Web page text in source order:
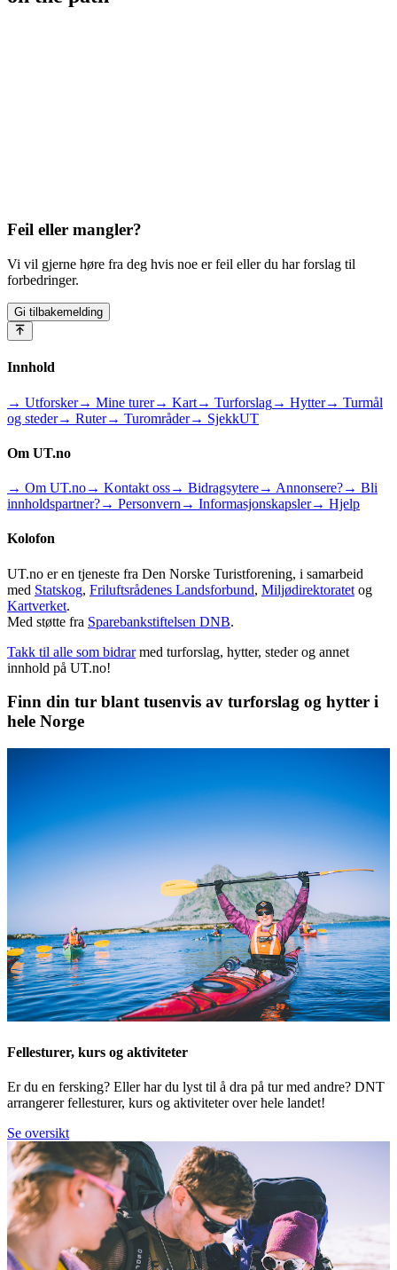
Feil eller mangler?
Vi vil gjerne høre fra deg hvis noe er feil eller du har forslag til
forbedringer.
Gi tilbakemelding
Innhold
→ Utforsker→ Mine turer→ Kart→ Turforslag→ Hytter→ Turmål
og steder→ Ruter→ Turområder→ SjekkUT
Om UT.no
→ Om UT.no→ Kontakt oss→ Bidragsytere→ Annonsere?→ Bli
innholdspartner?→ Personvern → Informasjonskapsler→ Hjelp
Kolofon
UT.no er en tjeneste fra Den Norske Turistforening, i samarbeid
med Statskog, Friluftsrådenes Landsforbund, Miljødirektoratet og
Kartverket.
Med støtte fra Sparebankstiftelsen DNB.
Takk til alle som bidrar med turforslag, hytter, steder og annet
innhold på UT.no!
Finn din tur blant tusenvis av turforslag og hytter i
hele Norge
Fellesturer, kurs og aktiviteter
Er du en fersking? Eller har du lyst til å dra på tur med andre? DNT
arrangerer fellesturer, kurs og aktiviteter over hele landet!
Se oversikt